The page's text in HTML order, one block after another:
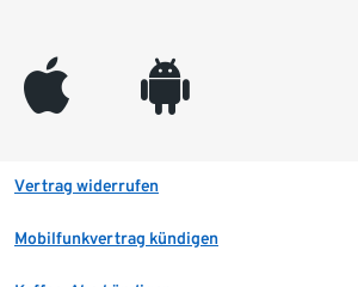
appleinc android
Vertrag widerrufen
Mobilfunkvertrag kündigen